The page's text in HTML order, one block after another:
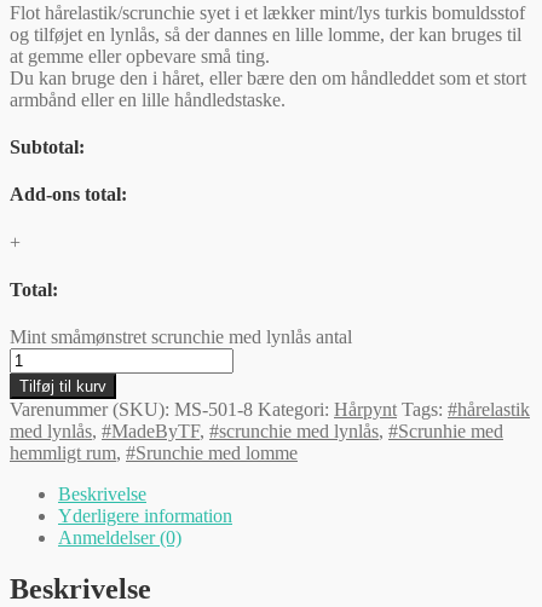
Flot hårelastik/scrunchie syet i et lækker mint/lys turkis bomuldsstof
og tilføjet en lynlås, så der dannes en lille lomme, der kan bruges til
at gemme eller opbevare små ting.
Du kan bruge den i håret, eller bære den om håndleddet som et stort
armbånd eller en lille håndledstaske.
Subtotal:
Add-ons total:
+
Total:
Mint småmønstret scrunchie med lynlås antal
Tilføj til kurv
Varenummer (SKU): MS-501-8 Kategori: Hårpynt Tags: #hårelastik
med lynlås, #MadeByTF, #scrunchie med lynlås, #Scrunhie med
hemmligt rum, #Srunchie med lomme
Beskrivelse
Yderligere information
Anmeldelser (0)
Beskrivelse